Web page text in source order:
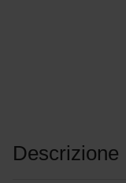
Descrizione